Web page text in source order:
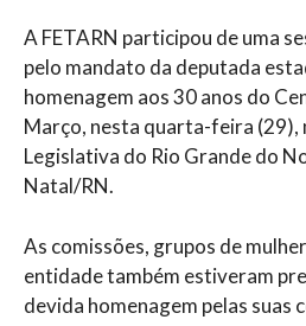
A FETARN participou de uma
pelo mandato da deputada
homenagem aos 30 anos do
Março, nesta quarta-feira (29),
Legislativa do Rio Grande do
Natal/RN.
As comissões, grupos de
entidade também estiveram
devida homenagem pelas suas